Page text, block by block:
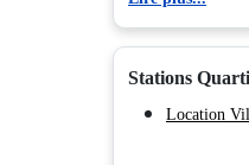
Stations
Location